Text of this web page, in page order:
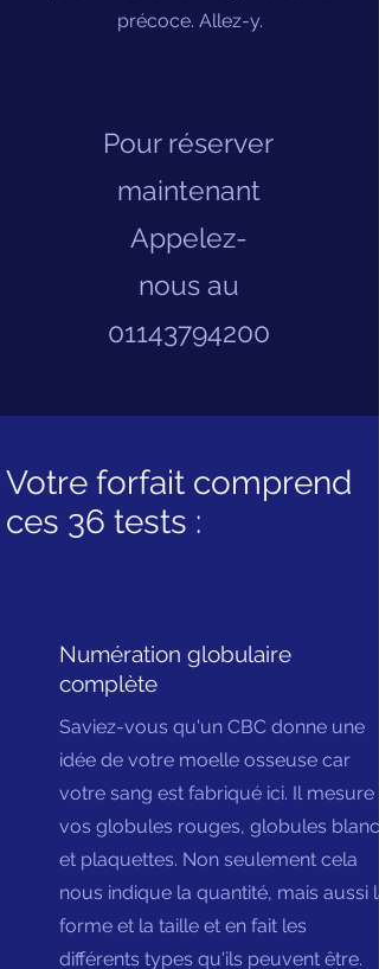
précoce. Allez-y.
Pour réserver
maintenant
Appelez-
nous au
01143794200
Votre forfait comprend
ces 36 tests :
Numération globulaire
complète
Saviez-vous qu'un CBC donne une
idée de votre moelle osseuse car
votre sang est fabriqué ici. Il mesure
vos globules rouges, globules blancs
et plaquettes. Non seulement cela
nous indique la quantité, mais aussi la
forme et la taille et en fait les
différents types qu'ils peuvent être.